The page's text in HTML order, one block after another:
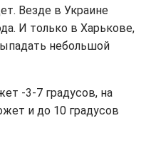
Везде в Украине
И только в Харькове,
небольшой
-3-7 градусов, на
и до 10 градусов